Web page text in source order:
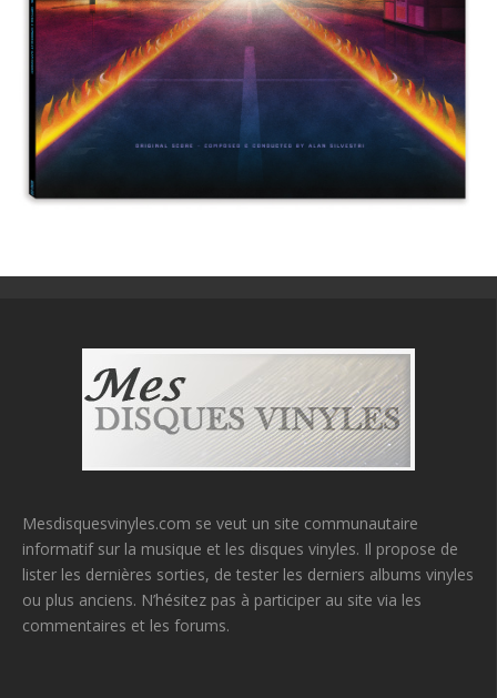
Mesdisquesvinyles.com se veut un site communautaire
informatif sur la musique et les disques vinyles. Il propose de
lister les dernières sorties, de tester les derniers albums vinyles
ou plus anciens. N’hésitez pas à participer au site via les
commentaires et les forums.